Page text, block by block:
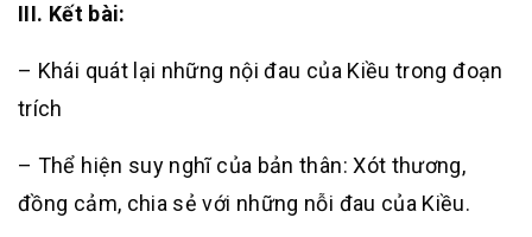
III. Kết bài:
– Khái quát lại những nội đau của Kiều trong đoạn
trích
– Thể hiện suy nghĩ của bản thân: Xót thương,
đồng cảm, chia sẻ với những nỗi đau của Kiều.